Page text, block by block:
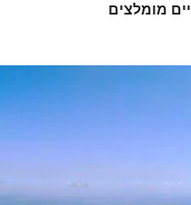
מומלצים